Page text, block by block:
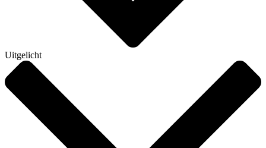
Uitgelicht